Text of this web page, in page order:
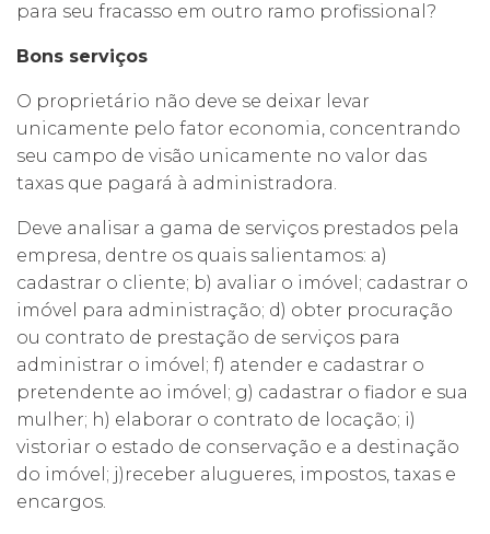
para seu fracasso em outro ramo profissional?
Bons serviços
O proprietário não deve se deixar levar
unicamente pelo fator economia, concentrando
seu campo de visão unicamente no valor das
taxas que pagará à administradora.
Deve analisar a gama de serviços prestados pela
empresa, dentre os quais salientamos: a)
cadastrar o cliente; b) avaliar o imóvel; cadastrar o
imóvel para administração; d) obter procuração
ou contrato de prestação de serviços para
administrar o imóvel; f) atender e cadastrar o
pretendente ao imóvel; g) cadastrar o fiador e sua
mulher; h) elaborar o contrato de locação; i)
vistoriar o estado de conservação e a destinação
do imóvel; j)receber alugueres, impostos, taxas e
encargos.